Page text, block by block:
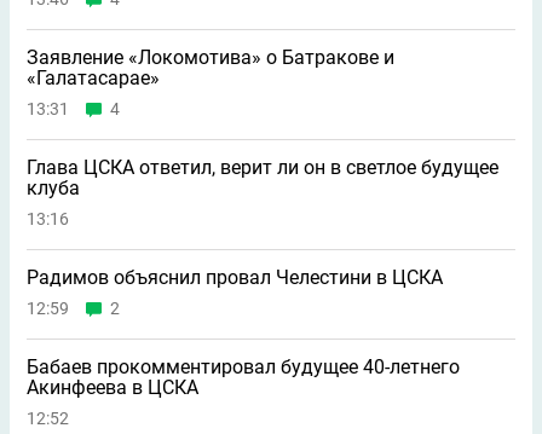
Заявление «Локомотива» о Батракове и
«Галатасарае»
13:31 4
Глава ЦСКА ответил, верит ли он в светлое будущее
клуба
13:16
Радимов объяснил провал Челестини в ЦСКА
12:59 2
Бабаев прокомментировал будущее 40-летнего
Акинфеева в ЦСКА
12:52